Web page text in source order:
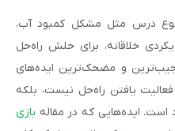
درس مثل مشکل کمبود آب،
خلاقانه، برای حلش راه‌حل
عجیب‌ترین و مضحک‌ترین ایده‌های
یافتن راه‌حل نیست، بلکه
است. ایده‌هایی که در مقاله بازی